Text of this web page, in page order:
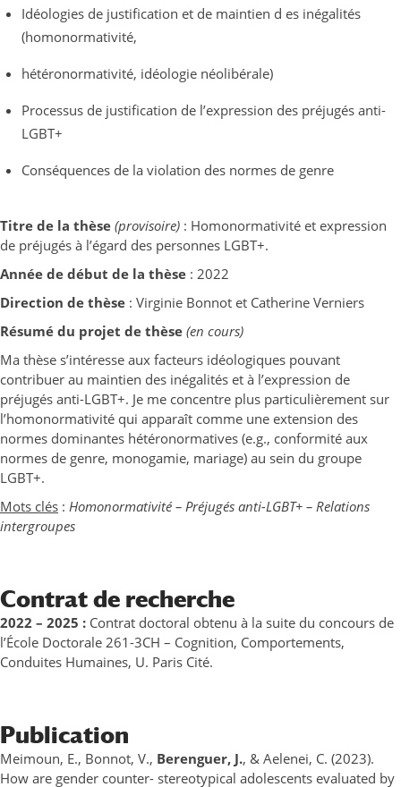
Idéologies de justification et de maintien d es inégalités
(homonormativité,
hétéronormativité, idéologie néolibérale)
Processus de justification de l’expression des préjugés anti-
LGBT+
Conséquences de la violation des normes de genre
Titre de la thèse (provisoire) : Homonormativité et expression
de préjugés à l’égard des personnes LGBT+.
Année de début de la thèse : 2022
Direction de thèse : Virginie Bonnot et Catherine Verniers
Résumé du projet de thèse (en cours)
Ma thèse s’intéresse aux facteurs idéologiques pouvant
contribuer au maintien des inégalités et à l’expression de
préjugés anti-LGBT+. Je me concentre plus particulièrement sur
l’homonormativité qui apparaît comme une extension des
normes dominantes hétéronormatives (e.g., conformité aux
normes de genre, monogamie, mariage) au sein du groupe
LGBT+.
Mots clés : Homonormativité – Préjugés anti-LGBT+ – Relations
intergroupes
Contrat de recherche
2022 – 2025 : Contrat doctoral obtenu à la suite du concours de
l’École Doctorale 261-3CH – Cognition, Comportements,
Conduites Humaines, U. Paris Cité.
Publication
Meimoun, E., Bonnot, V., Berenguer, J., & Aelenei, C. (2023).
How are gender counter- stereotypical adolescents evaluated by